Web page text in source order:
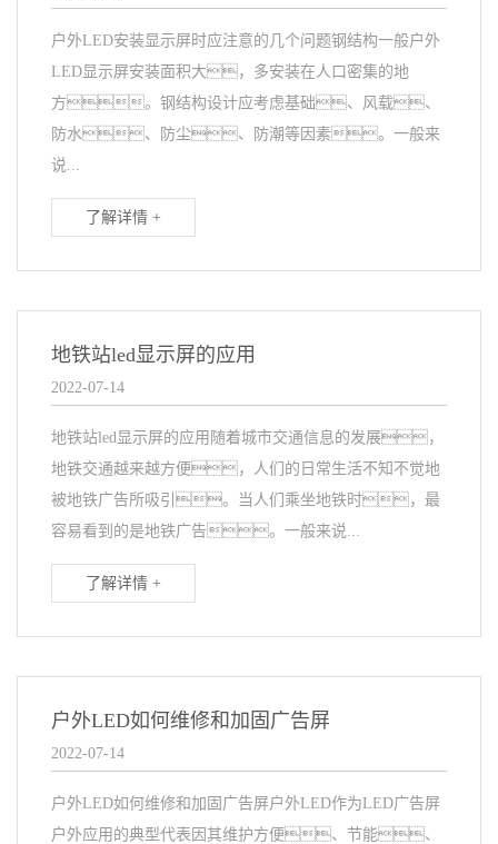
户外LED安装显示屏时应注意的几个问题钢结构一般户外
LED显示屏安装面积大，多安装在人口密集的地
方。钢结构设计应考虑基础、风载、
防水、防尘、防潮等因素。一般来
说...
了解详情 +
地铁站led显示屏的应用
2022-07-14
地铁站led显示屏的应用随着城市交通信息的发展，
地铁交通越来越方便，人们的日常生活不知不觉地
被地铁广告所吸引。当人们乘坐地铁时，最
容易看到的是地铁广告。一般来说...
了解详情 +
户外LED如何维修和加固广告屏
2022-07-14
户外LED如何维修和加固广告屏户外LED作为LED广告屏
户外应用的典型代表因其维护方便、节能、